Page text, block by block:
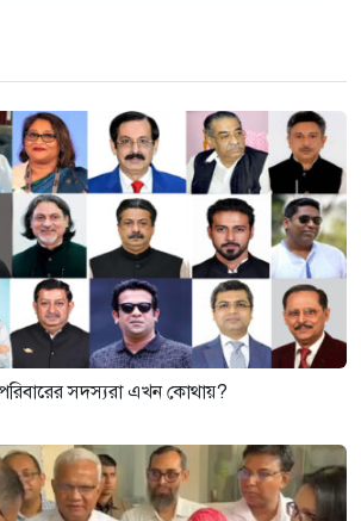
সদস্যরা এখন কোথায়?